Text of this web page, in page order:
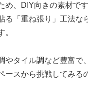
め、DIY向きの素材で
る「重ね張り」工法な
。
やタイル調など豊富で
ースから挑戦してみる